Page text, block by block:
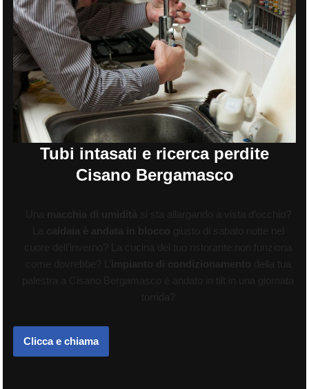
Tubi intasati e ricerca perdite
Cisano Bergamasco
Clicca e chiama